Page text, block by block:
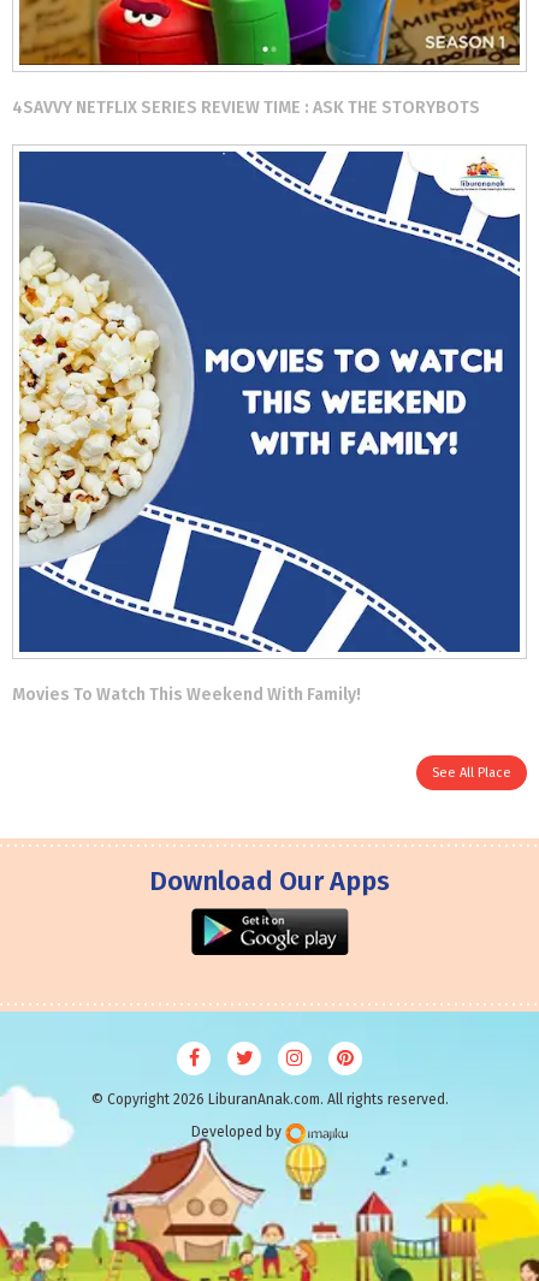
4SAVVY NETFLIX SERIES REVIEW TIME : ASK THE STORYBOTS
Movies To Watch This Weekend With Family!
See All Place
Download Our Apps
© Copyright 2026 LiburanAnak.com. All rights reserved.
Developed by